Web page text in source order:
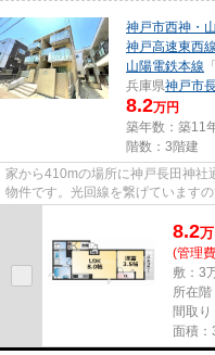
神戸市西神・
神戸高速東西線
山陽電鉄本線 「
兵庫県神戸市
8.2万円
築年数：築11
階数：3階建
家から410mの場所に神戸長田神
物件です。光回線を繋げています
8.2万
(管理
敷：3
所在
間取
面積：